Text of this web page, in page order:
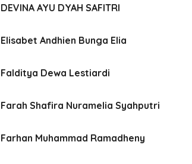
DEVINA AYU DYAH SAFITRI
Elisabet Andhien Bunga Elia
Falditya Dewa Lestiardi
Farah Shafira Nuramelia Syahputri
Farhan Muhammad Ramadheny